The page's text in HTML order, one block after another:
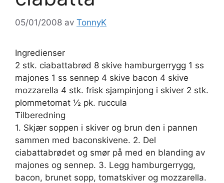
05/01/2008 av TonnyK
Ingredienser
2 stk. ciabattabrød 8 skive hamburgerrygg 1 ss
majones 1 ss sennep 4 skive bacon 4 skive
mozzarella 4 stk. frisk sjampinjong i skiver 2 stk.
plommetomat ½ pk. ruccula
Tilberedning
1. Skjær soppen i skiver og brun den i pannen
sammen med baconskivene. 2. Del
ciabattabrødet og smør på med en blanding av
majones og sennep. 3. Legg hamburgerrygg,
bacon, brunet sopp, tomatskiver og mozzarella.